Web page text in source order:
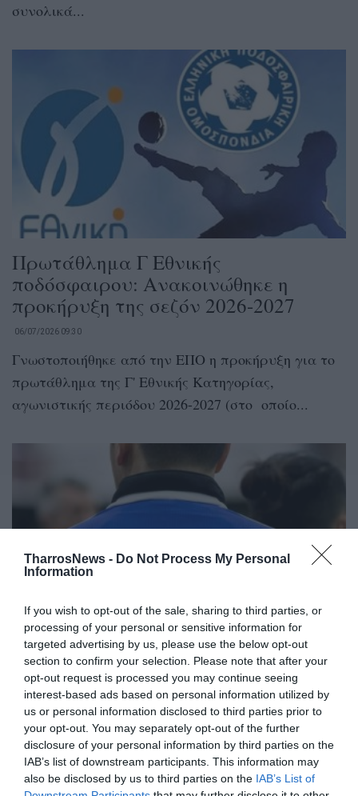
TharrosNews - Do Not Process My Personal
Information
If you wish to opt-out of the sale, sharing to third parties, or
processing of your personal or sensitive information for
targeted advertising by us, please use the below opt-out
section to confirm your selection. Please note that after your
opt-out request is processed you may continue seeing
interest-based ads based on personal information utilized by
us or personal information disclosed to third parties prior to
your opt-out. You may separately opt-out of the further
disclosure of your personal information by third parties on the
IAB’s list of downstream participants. This information may
also be disclosed by us to third parties on the IAB’s List of
συνολικά...
Πρωτάθλημα Γ Εθνικής
ποδόσφαιρου: Ανακοινώθηκε η
προκήρυξη της σεζόν 2026-2027
06/07/2026 09:30
Γνωστοποιήθηκε από την ΕΠΟ η προκήρυξη για το
πρωτάθλημα της Γ' Εθνικής Κατηγορίας,
αγωνιστικής περιόδου 2026-2027 (στο οποίο...
Νέος Κανονισμός της ΕΠΟ για τους
προπονητές Γ’ Εθνικής και τοπικών
πρωταθλημάτων
11/06/2026 07:40
Η Ελληνική Ποδοσφαιρική Ομοσπονδία
ανακοίνωσε τον επικαιροποιημένο Κανονισμό